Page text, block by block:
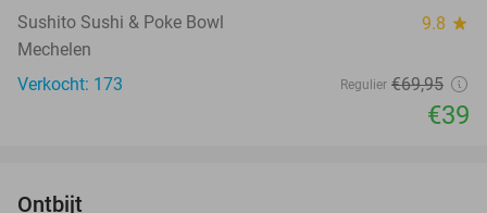
Sushito Sushi & Poke Bowl 9.8 star
Mechelen
Verkocht: 173
Regulier €69,95
€39
Ontbijt